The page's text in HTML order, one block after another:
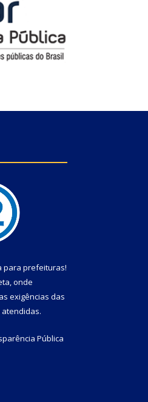
para prefeituras!
onde
exigências das
Pública